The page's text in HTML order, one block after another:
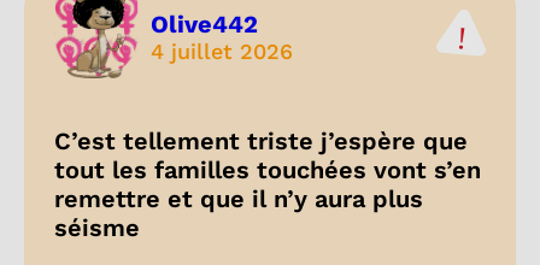
Olive442
4 juillet 2026
C’est tellement triste j’espère que
tout les familles touchées vont s’en
remettre et que il n’y aura plus
séisme